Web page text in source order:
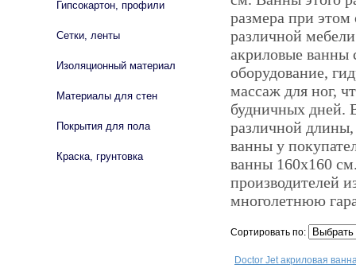
размера при этом
различной
акриловые ванны
оборудование,
массаж для ног,
будничных дней.
различной
ванны у
ванны 160х160
производителей
многолетнюю
Сортировать по:
Doctor Jet акриловая
Гипсокартон, профили
Сетки, ленты
Изоляционный материал
Материалы для стен
Покрытия для пола
Краска, грунтовка